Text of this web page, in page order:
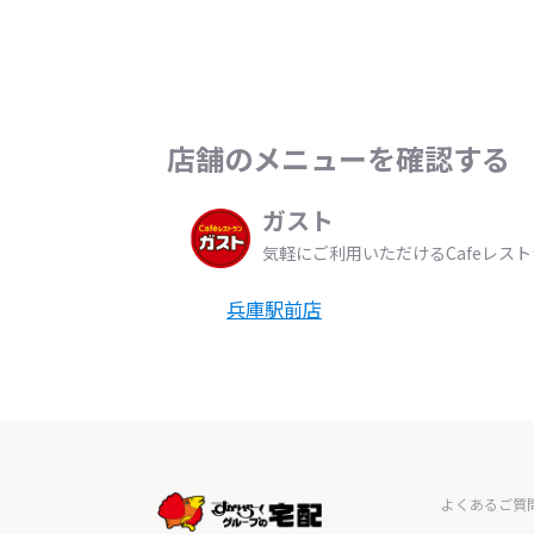
店舗のメニューを確認する
ガスト
気軽にご利用いただけるCafeレス
兵庫駅前店
よくあるご質